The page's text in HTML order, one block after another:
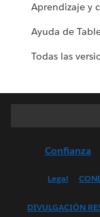
Aprendizaje y
Ayuda de
Todas las
Confianza
Legal
DIVULGACIÓN